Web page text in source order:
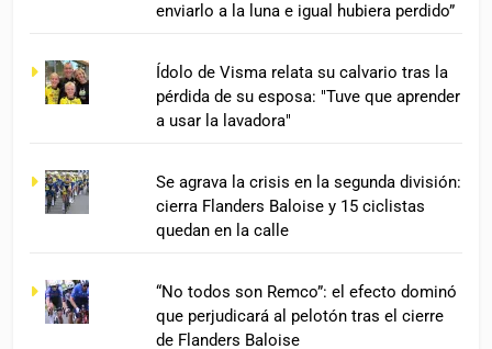
enviarlo a la luna e igual hubiera perdido”
Ídolo de Visma relata su calvario tras la
pérdida de su esposa: "Tuve que aprender
a usar la lavadora"
Se agrava la crisis en la segunda división:
cierra Flanders Baloise y 15 ciclistas
quedan en la calle
“No todos son Remco”: el efecto dominó
que perjudicará al pelotón tras el cierre
de Flanders Baloise